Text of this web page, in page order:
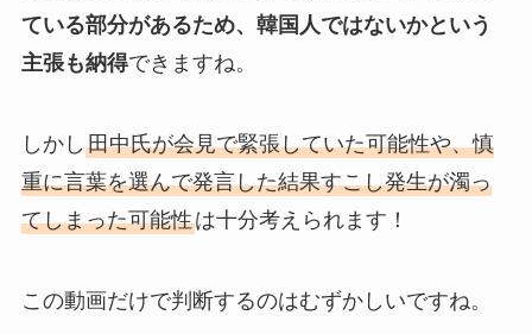
ている部分があるため、韓国人ではないかという
主張も納得できますね。
しかし 田中氏が会見で緊張していた可能性や、慎
重に言葉を選んで発言した結果すこし発生が濁っ
てしまった可能性は十分考えられます！
この動画だけで判断するのはむずかしいですね。